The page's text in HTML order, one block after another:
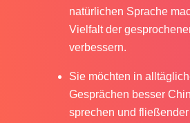
natürlichen Sprache
Vielfalt der
verbessern.
Sie möchten in
Gesprächen besser
sprechen und fließender